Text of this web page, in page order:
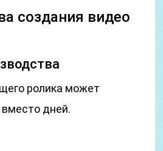
создания видео
ролика может
дней.